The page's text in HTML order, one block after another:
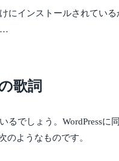
にインストールされている
…
歌詞
るでしょう。WordPressに
のようなものです。